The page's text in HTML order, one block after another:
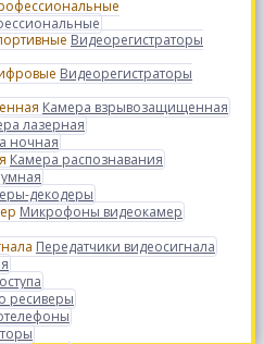
Видеорегистраторы
Видеорегистраторы
Камера взрывозащищенная
лазерная
ночная
Камера распознавания
декодеры
Микрофоны видеокамер
Передатчики видеосигнала
ресиверы